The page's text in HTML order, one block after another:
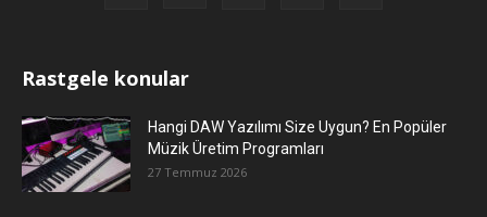
Rastgele konular
Hangi DAW Yazılımı Size Uygun? En Popüler
Müzik Üretim Programları
27 Temmuz 2026